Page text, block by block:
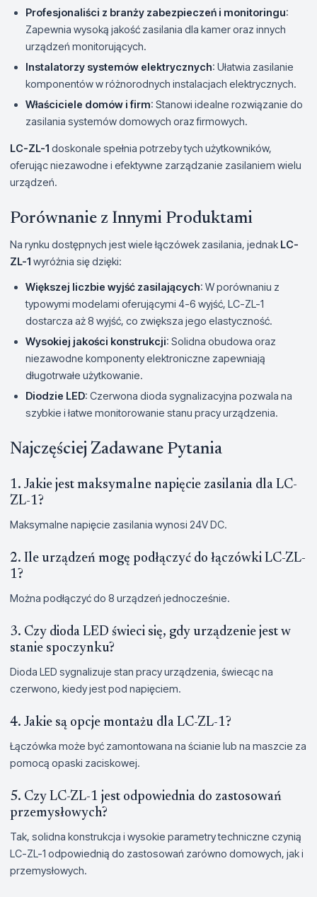
Profesjonaliści z branży zabezpieczeń i monitoringu:
Zapewnia wysoką jakość zasilania dla kamer oraz innych
urządzeń monitorujących.
Instalatorzy systemów elektrycznych: Ułatwia zasilanie
komponentów w różnorodnych instalacjach elektrycznych.
Właściciele domów i firm: Stanowi idealne rozwiązanie do
zasilania systemów domowych oraz firmowych.
LC-ZL-1 doskonale spełnia potrzeby tych użytkowników,
oferując niezawodne i efektywne zarządzanie zasilaniem wielu
urządzeń.
Porównanie z Innymi Produktami
Na rynku dostępnych jest wiele łączówek zasilania, jednak LC-
ZL-1 wyróżnia się dzięki:
Większej liczbie wyjść zasilających: W porównaniu z
typowymi modelami oferującymi 4-6 wyjść, LC-ZL-1
dostarcza aż 8 wyjść, co zwiększa jego elastyczność.
Wysokiej jakości konstrukcji: Solidna obudowa oraz
niezawodne komponenty elektroniczne zapewniają
długotrwałe użytkowanie.
Diodzie LED: Czerwona dioda sygnalizacyjna pozwala na
szybkie i łatwe monitorowanie stanu pracy urządzenia.
Najczęściej Zadawane Pytania
1. Jakie jest maksymalne napięcie zasilania dla LC-
ZL-1?
Maksymalne napięcie zasilania wynosi 24V DC.
2. Ile urządzeń mogę podłączyć do łączówki LC-ZL-
1?
Można podłączyć do 8 urządzeń jednocześnie.
3. Czy dioda LED świeci się, gdy urządzenie jest w
stanie spoczynku?
Dioda LED sygnalizuje stan pracy urządzenia, świecąc na
czerwono, kiedy jest pod napięciem.
4. Jakie są opcje montażu dla LC-ZL-1?
Łączówka może być zamontowana na ścianie lub na maszcie za
pomocą opaski zaciskowej.
5. Czy LC-ZL-1 jest odpowiednia do zastosowań
przemysłowych?
Tak, solidna konstrukcja i wysokie parametry techniczne czynią
LC-ZL-1 odpowiednią do zastosowań zarówno domowych, jak i
przemysłowych.